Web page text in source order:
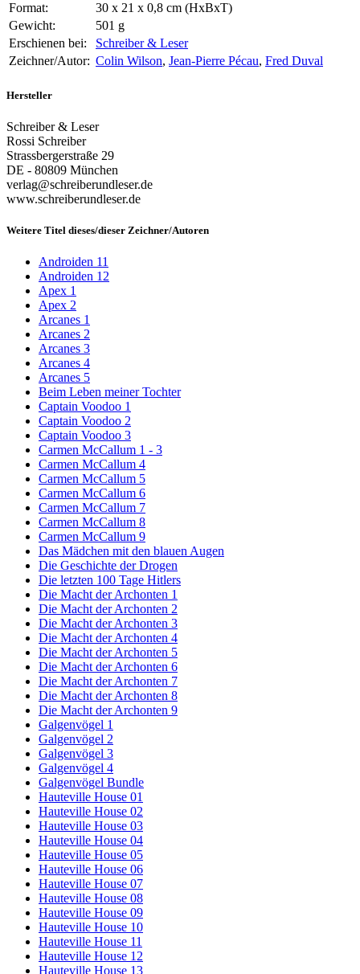
Format:
30 x 21 x 0,8 cm (HxBxT)
Gewicht:
501 g
Erschienen bei:
Schreiber & Leser
Zeichner/Autor: Colin Wilson, Jean-Pierre Pécau, Fred Duval
Hersteller
Schreiber & Leser
Rossi Schreiber
Strassbergerstraße 29
DE - 80809 München
verlag@schreiberundleser.de
www.schreiberundleser.de
Weitere Titel dieses/dieser Zeichner/Autoren
Androiden 11
Androiden 12
Apex 1
Apex 2
Arcanes 1
Arcanes 2
Arcanes 3
Arcanes 4
Arcanes 5
Beim Leben meiner Tochter
Captain Voodoo 1
Captain Voodoo 2
Captain Voodoo 3
Carmen McCallum 1 - 3
Carmen McCallum 4
Carmen McCallum 5
Carmen McCallum 6
Carmen McCallum 7
Carmen McCallum 8
Carmen McCallum 9
Das Mädchen mit den blauen Augen
Die Geschichte der Drogen
Die letzten 100 Tage Hitlers
Die Macht der Archonten 1
Die Macht der Archonten 2
Die Macht der Archonten 3
Die Macht der Archonten 4
Die Macht der Archonten 5
Die Macht der Archonten 6
Die Macht der Archonten 7
Die Macht der Archonten 8
Die Macht der Archonten 9
Galgenvögel 1
Galgenvögel 2
Galgenvögel 3
Galgenvögel 4
Galgenvögel Bundle
Hauteville House 01
Hauteville House 02
Hauteville House 03
Hauteville House 04
Hauteville House 05
Hauteville House 06
Hauteville House 07
Hauteville House 08
Hauteville House 09
Hauteville House 10
Hauteville House 11
Hauteville House 12
Hauteville House 13